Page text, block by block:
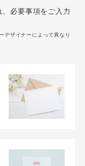
必要事項をご入力
デザイナーによって異なり